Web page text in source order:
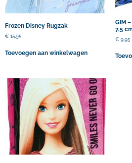
Frozen Disney Rugzak
€ 15,95
Toevoegen aan winkelwagen
GIM
7,5
€9,95